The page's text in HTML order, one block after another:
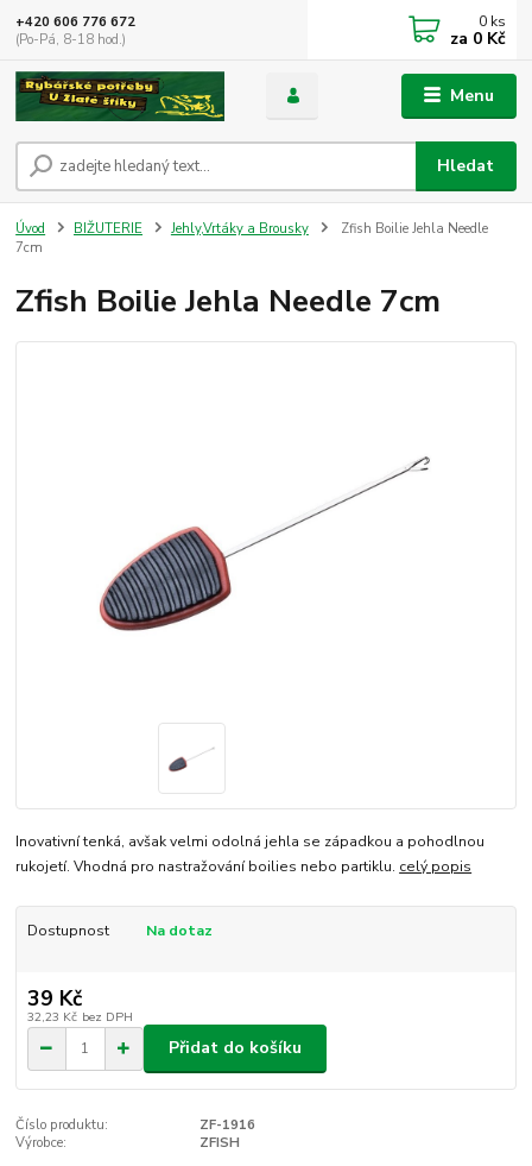
Menu
Hledat
+420 606 776 672
(Po-Pá, 8-18 hod.)
0 ks
za 0 Kč
Úvod BIŽUTERIE Jehly,Vrtáky a Brousky
Zfish Boilie Jehla Needle
7cm
Zfish Boilie Jehla Needle 7cm
Inovativní tenká, avšak velmi odolná jehla se západkou a pohodlnou
rukojetí. Vhodná pro nastražování boilies nebo partiklu. celý popis
Dostupnost Na dotaz
39 Kč
32,23 Kč bez DPH
Přidat do košíku
Číslo produktu:
ZF-1916
Výrobce:
ZFISH